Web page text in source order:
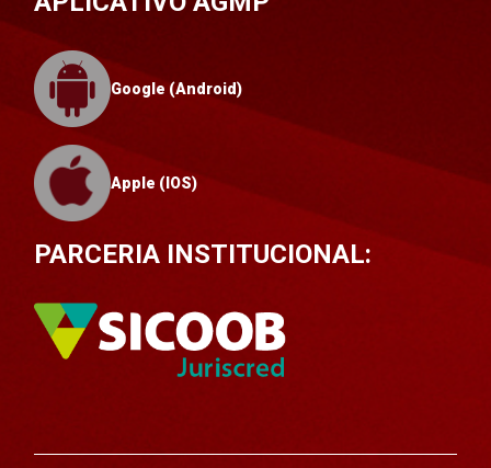
Google (Android)
Apple (IOS)
PARCERIA INSTITUCIONAL: